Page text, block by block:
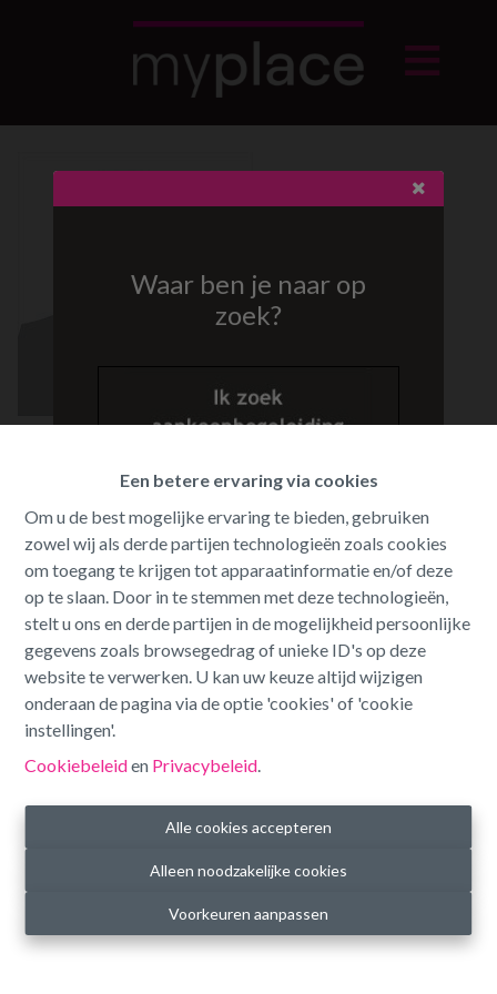
Een betere ervaring via cookies
Om u de best mogelijke ervaring te bieden, gebruiken
zowel wij als derde partijen technologieën zoals cookies
om toegang te krijgen tot apparaatinformatie en/of deze
op te slaan. Door in te stemmen met deze technologieën,
stelt u ons en derde partijen in de mogelijkheid persoonlijke
gegevens zoals browsegedrag of unieke ID's op deze
website te verwerken. U kan uw keuze altijd wijzigen
onderaan de pagina via de optie 'cookies' of 'cookie
instellingen'.
Cookiebeleiden Privacybeleid
Alle cookies accepteren
Alleen noodzakelijke cookies
Voorkeuren aanpassen
service bij dossieropvolging.
Benny Vandenreyken
Steenweg 3.501
Waar ben je naar op
zoek?